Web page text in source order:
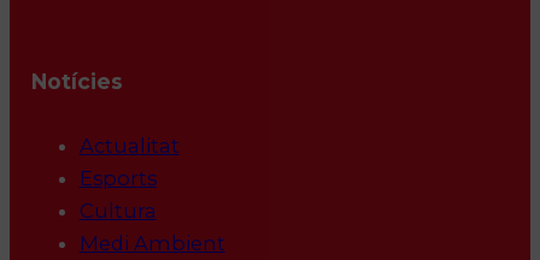
Notícies
Actualitat
Esports
Cultura
Medi Ambient